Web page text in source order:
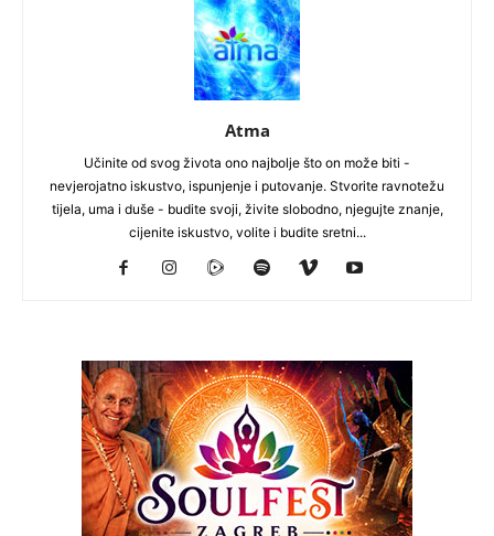
Atma
Učinite od svog života ono najbolje što on može biti -
nevjerojatno iskustvo, ispunjenje i putovanje. Stvorite ravnotežu
tijela, uma i duše - budite svoji, živite slobodno, njegujte znanje,
cijenite iskustvo, volite i budite sretni...